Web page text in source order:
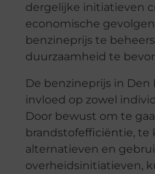
dergelijke initiatieven
economische
benzineprijs te
duurzaamheid te
De benzineprijs in
invloed op zowel
Door bewust om te
brandstofefficiëntie, te
alternatieven en
overheidsinitiatieven,